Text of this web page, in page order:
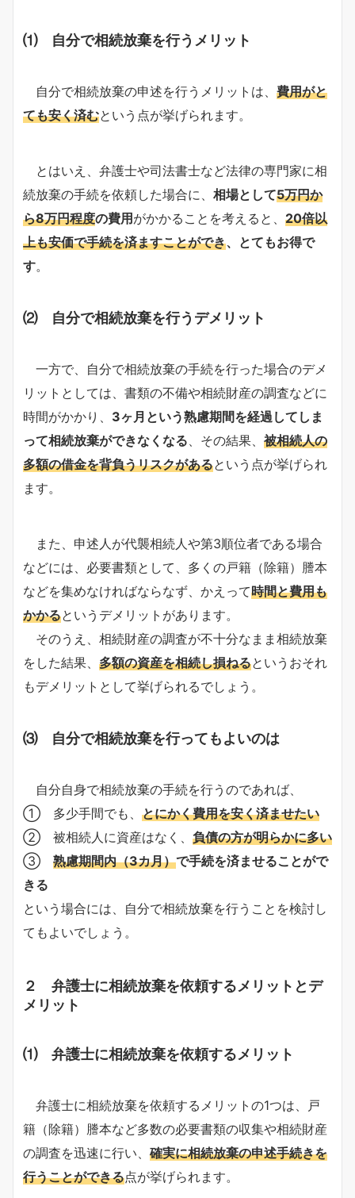
⑴ 自分で相続放棄を行うメリット
自分で相続放棄の申述を行うメリットは、 費用がと
ても安く済むという点が挙げられます。
とはいえ、弁護士や司法書士など法律の専門家に相
続放棄の手続を依頼した場合に、 相場として5万円か
ら8万円程度の費用がかかることを考えると、 20倍以
上も安価で手続を済ますことができ、とてもお得で
す。
⑵ 自分で相続放棄を行うデメリット
一方で、自分で相続放棄の手続を行った場合のデメ
リットとしては、書類の不備や相続財産の調査などに
時間がかかり、 3ヶ月という熟慮期間を経過してしま
って相続放棄ができなくなる 、その結果、 被相続人の
多額の借金を背負うリスクがあるという点が挙げられ
ます。
また、申述人が代襲相続人や第3順位者である場合
などには、必要書類として、多くの戸籍（除籍）謄本
などを集めなければならなず、かえって時間と費用も
かかるというデメリットがあります。
そのうえ、相続財産の調査が不十分なまま相続放棄
をした結果、 多額の資産を相続し損ねるというおそれ
もデメリットとして挙げられるでしょう。
⑶ 自分で相続放棄を行ってもよいのは
自分自身で相続放棄の手続を行うのであれば、
① 多少手間でも、 とにかく費用を安く済ませたい
② 被相続人に資産はなく、 負債の方が明らかに多い
③ 熟慮期間内（3カ月）で手続を済ませることがで
きる
という場合には、自分で相続放棄を行うことを検討し
てもよいでしょう。
２ 弁護士に相続放棄を依頼するメリットとデ
メリット
⑴ 弁護士に相続放棄を依頼するメリット
弁護士に相続放棄を依頼するメリットの1つは、戸
籍（除籍）謄本など多数の必要書類の収集や相続財産
の調査を迅速に行い、 確実に相続放棄の申述手続きを
行うことができる点が挙げられます。